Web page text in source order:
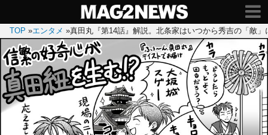
TOP »エンタメ »真田丸『第14話』解説。北条家はいつから秀吉の「敵」